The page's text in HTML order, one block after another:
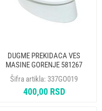
DUGME PREKIDACA VES
MASINE GORENJE 581267
ORIGINAL
Šifra artikla: 337GO019
400,00 RSD